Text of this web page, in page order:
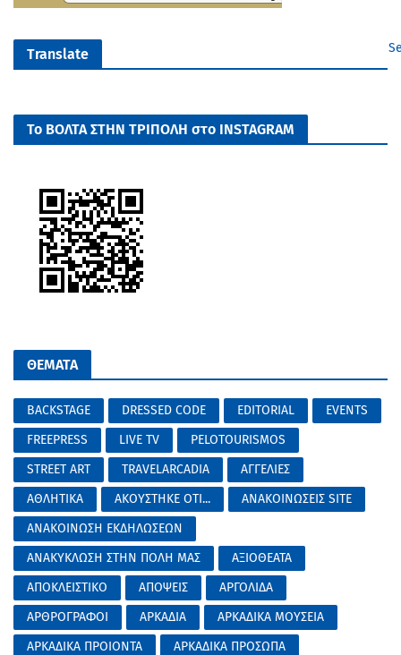
Translate
Το ΒΟΛΤΑ ΣΤΗΝ ΤΡΙΠΟΛΗ στο INSTAGRAM
ΘΕΜΑΤΑ
BACKSTAGE DRESSED CODE EDITORIAL
EVENTS
FREEPRESS
LIVE TV
PELOTOURISMOS
STREET ART
TRAVELARCADIA
ΑΓΓΕΛΙΕΣ
ΑΘΛΗΤΙΚΑ
ΑΚΟΥΣΤΗΚΕ ΟΤΙ...
ΑΝΑΚΟΙΝΩΣΕΙΣ SITE
ΑΝΑΚΟΙΝΩΣΗ ΕΚΔΗΛΩΣΕΩΝ
ΑΝΑΚΥΚΛΩΣΗ ΣΤΗΝ ΠΟΛΗ ΜΑΣ
ΑΞΙΟΘΕΑΤΑ
ΑΠΟΚΛΕΙΣΤΙΚΟ
ΑΠΟΨΕΙΣ
ΑΡΓΟΛΙΔΑ
ΑΡΘΡΟΓΡΑΦΟΙ
ΑΡΚΑΔΙΑ
ΑΡΚΑΔΙΚΑ ΜΟΥΣΕΙΑ
ΑΡΚΑΔΙΚΑ ΠΡΟΙΟΝΤΑ
ΑΡΚΑΔΙΚΑ ΠΡΟΣΩΠΑ